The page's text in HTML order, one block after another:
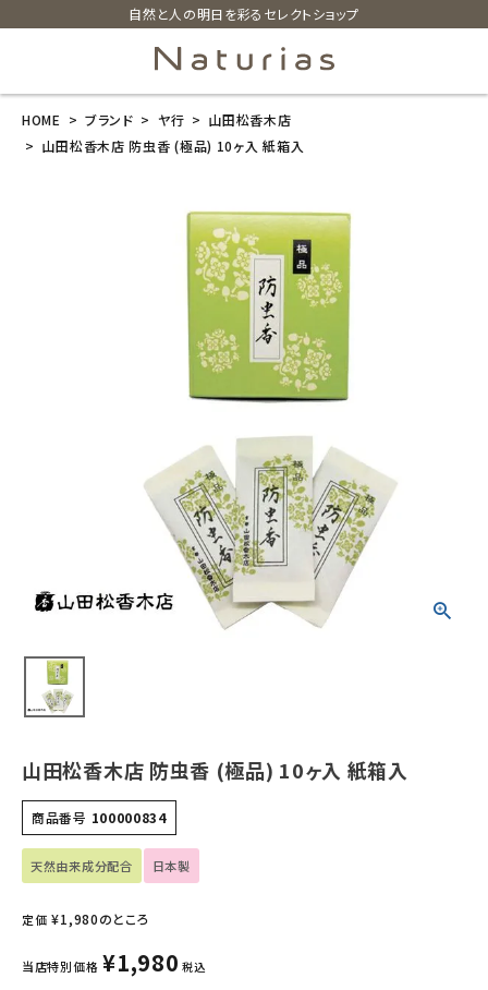
自然と人の明日を彩るセレクトショップ
search
カテゴリーから探す
美容・コスメ・香水
衛生用品
日用品雑貨
フェムケア
インナー・下着・ナイトウェア
HOME ブランド ヤ行
山田松香木店
山田松香木店 防虫香 (極品) 10ヶ入 紙箱入
山田松香木店 防虫香 (極品) 10ヶ入 紙箱入
商品番号 100000834
天然由来成分配合 日本製
定価 ¥1,980のところ
当店特別価格 ¥1,980 税込